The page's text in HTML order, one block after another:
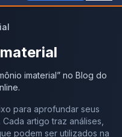
imaterial” no Blog do
para aprofundar seus
artigo traz análises,
podem ser utilizados na